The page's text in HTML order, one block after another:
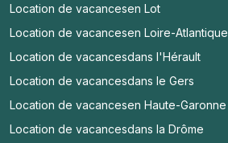
Location de vacancesen Lot
Location de vacancesen Loire-Atlantique
Location de vacancesdans l'Hérault
Location de vacancesdans le Gers
Location de vacancesen Haute-Garonne
Location de vacancesdans la Drôme